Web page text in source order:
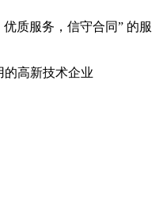
质服务，信守合同” 的服
的高新技术企业